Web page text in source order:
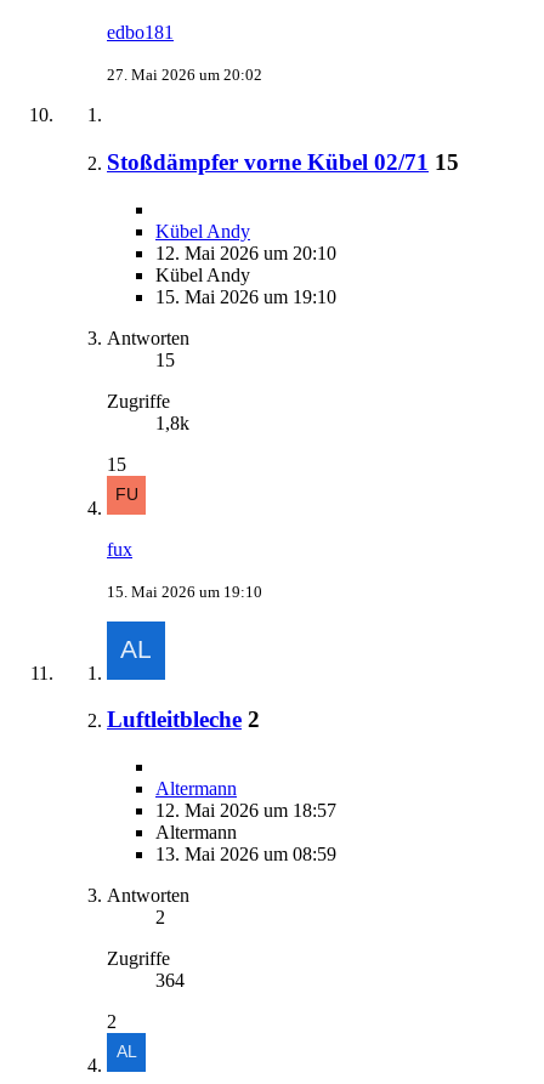
edbo181
27. Mai 2026 um 20:02
Stoßdämpfer vorne Kübel 02/71 15
Kübel Andy
12. Mai 2026 um 20:10
Kübel Andy
15. Mai 2026 um 19:10
Antworten
15
Zugriffe
1,8k
15
fux
15. Mai 2026 um 19:10
Luftleitbleche 2
Altermann
12. Mai 2026 um 18:57
Altermann
13. Mai 2026 um 08:59
Antworten
2
Zugriffe
364
2